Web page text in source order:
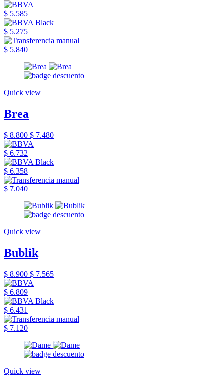
$ 5.585
$ 5.275
$ 5.840
Quick view
Brea
$ 8.800 $ 7.480
$ 6.732
$ 6.358
$ 7.040
Quick view
Bublik
$ 8.900 $ 7.565
$ 6.809
$ 6.431
$ 7.120
Quick view